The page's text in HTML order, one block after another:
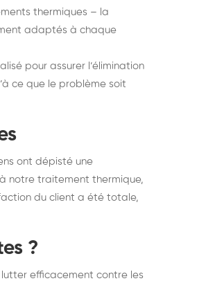
thermiques – la
adaptés à chaque
pour assurer l’élimination
ce que le problème soit
ont dépisté une
notre traitement thermique,
du client a été totale,
?
efficacement contre les